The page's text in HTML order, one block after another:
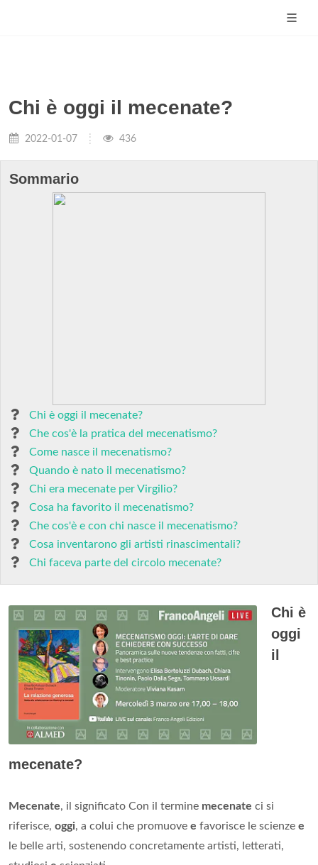
Chi è oggi il mecenate?
2022-01-07 436
Sommario
Chi è oggi il mecenate?
Che cos'è la pratica del mecenatismo?
Come nasce il mecenatismo?
Quando è nato il mecenatismo?
Chi era mecenate per Virgilio?
Cosa ha favorito il mecenatismo?
Che cos'è e con chi nasce il mecenatismo?
Cosa inventarono gli artisti rinascimentali?
Chi faceva parte del circolo mecenate?
Chi è
oggi
il
mecenate?
Mecenate, il significato Con il termine mecenate ci si
riferisce, oggi, a colui che promuove e favorisce le scienze e
le belle arti, sostenendo concretamente artisti, letterati,